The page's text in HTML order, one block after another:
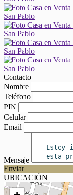
Contacto
Nombre
Teléfono
PIN
Celular
Email
Mensaje
Enviar
UBICACIÓN